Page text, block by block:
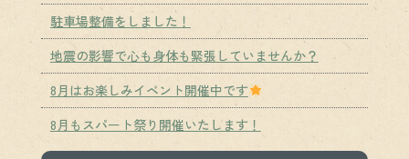
駐車場整備をしました！
地震の影響で心も身体も緊張していませんか？
8月はお楽しみイベント開催中です
8月もスパート祭り開催いたします！